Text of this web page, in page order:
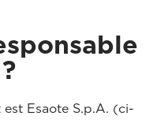
Esaote S.p.A. (ci-